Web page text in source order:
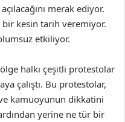
merak ediyor.
kesin tarih veremiyor.
etkiliyor.
halkı çeşitli protestolar
çalıştı. Bu protestolar,
kamuoyunun dikkatini
yerine ne tür bir